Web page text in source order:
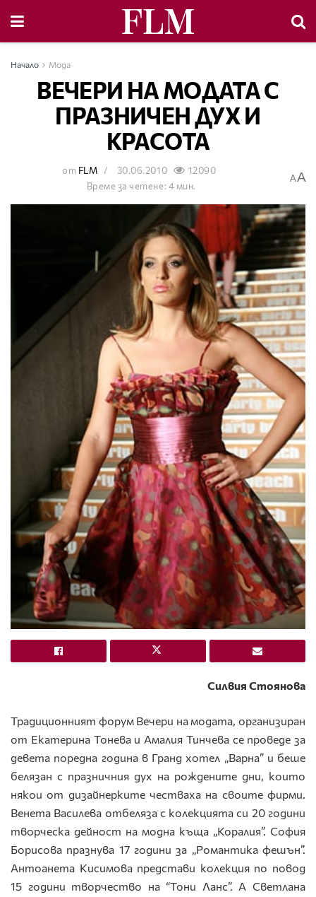
Начало Мода
ВЕЧЕРИ НА МОДАТА С
ПРАЗНИЧЕН ДУХ И
КРАСОТА
от FLM 30.06.2010
12090
Време за четене: 4 мин.
AA
Силвия Стоянова
Традиционният форум Вечери на модата, организиран
от Екатерина Тонева и Амалия Тинчева се проведе за
девета поредна година в Гранд хотел „Варна” и беше
белязан с празничния дух на рождените дни, които
някои от дизайнерките честваха на своите фирми.
Венета Василева отбеляза с колекцията си 20 години
творческа дейност на модна къща „Коралия”. София
Борисова празнува 17 години за „Романтика фешън”.
Антоанета Кисимова представи колекция по повод
15 години творчество на “Тони Ланс”. А Светлана